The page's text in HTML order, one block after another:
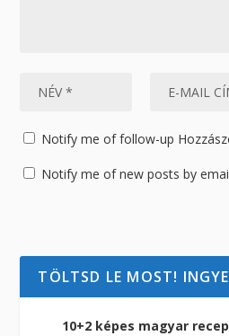
Notify me of follow-up
Notify me of new posts by
TÖLTSD LE MOST!
10+2 képes magyar